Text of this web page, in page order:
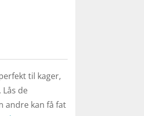
til kager,
de
andre kan få fat